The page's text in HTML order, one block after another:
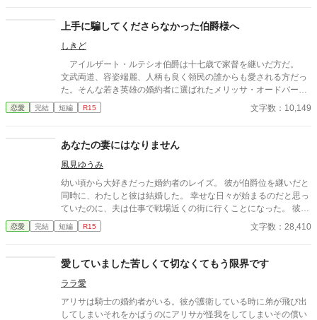
たい彼女と、二度と手放さないと誓う彼。すれ違った愛が、やり
直しの人生で少しずつ形を変えていく。 ※毎日21時投稿 ※元
鞘になります。苦手な方はご注意ください。
上手に騙してくださらなかった伯爵様へ
しきど
アイルザート・ルテシオ伯爵は十七歳で家督を継いだ方だ。
文武両道、容姿端麗、人柄も良く領民の誰からも愛される方だっ
た。そんな若き英雄の婚約者に選ばれたメリッサ・オードバーン
子爵令嬢は、自身を果報者と信じて疑っていなかった。 彼が屋
敷のメイドと関係を持っていると知る事になる、その時までは。
るつもりだった。分かっていてそれでも、許せなかった。 メリ
ッサにとってアイルザートは、本心から愛した人だったから。
恋愛 完結 短編 R15 文字数：10,149
あなたの妻にはなりません
風見ゆうみ
幼い頃から大好きだった婚約者のレイズ。 彼が伯爵位を継いだと
同時に、わたしと彼は結婚した。 幸せな日々が始まるのだと思っ
ていたのに、夫は仕事で戦場近くの街に行くことになった。 彼が
旅立った数日後、わたしの元に届いたのは夫の訃報だった。 悲し
みに暮れているわたしに近づいてきたのは、夫の親友のディール
と言われていたのだと言う。 あっという間に日にちが過ぎ、ディ
ール様から求婚される。 悩みに悩んだ末に、ディール様と婚約し
たわたしに、友人と街に出た時にすれ違った男が言った。 「あの
男と結婚するのはやめなさい。彼は君の夫の殺害を依頼した男
だ」
恋愛 完結 短編 R15 文字数：28,410
愛していました苦しくて切なくてもう限界です
ララ愛
アリサは騎士の婚約者がいる。彼が護衛している時に弟が飛び出
してしまいそれをかばうのにアリサが怪我をしてしまいその償い